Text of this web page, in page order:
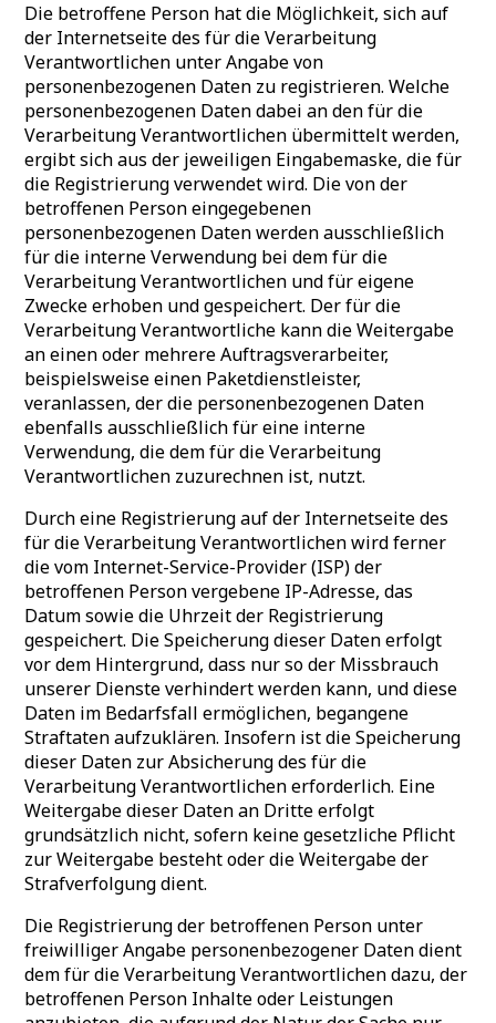
Die betroffene Person hat die Möglichkeit, sich auf
der Internetseite des für die Verarbeitung
Verantwortlichen unter Angabe von
personenbezogenen Daten zu registrieren. Welche
personenbezogenen Daten dabei an den für die
Verarbeitung Verantwortlichen übermittelt werden,
ergibt sich aus der jeweiligen Eingabemaske, die für
die Registrierung verwendet wird. Die von der
betroffenen Person eingegebenen
personenbezogenen Daten werden ausschließlich
für die interne Verwendung bei dem für die
Verarbeitung Verantwortlichen und für eigene
Zwecke erhoben und gespeichert. Der für die
Verarbeitung Verantwortliche kann die Weitergabe
an einen oder mehrere Auftragsverarbeiter,
beispielsweise einen Paketdienstleister,
veranlassen, der die personenbezogenen Daten
ebenfalls ausschließlich für eine interne
Verwendung, die dem für die Verarbeitung
Verantwortlichen zuzurechnen ist, nutzt.
Durch eine Registrierung auf der Internetseite des
für die Verarbeitung Verantwortlichen wird ferner
die vom Internet-Service-Provider (ISP) der
betroffenen Person vergebene IP-Adresse, das
Datum sowie die Uhrzeit der Registrierung
gespeichert. Die Speicherung dieser Daten erfolgt
vor dem Hintergrund, dass nur so der Missbrauch
unserer Dienste verhindert werden kann, und diese
Daten im Bedarfsfall ermöglichen, begangene
Straftaten aufzuklären. Insofern ist die Speicherung
dieser Daten zur Absicherung des für die
Verarbeitung Verantwortlichen erforderlich. Eine
Weitergabe dieser Daten an Dritte erfolgt
grundsätzlich nicht, sofern keine gesetzliche Pflicht
zur Weitergabe besteht oder die Weitergabe der
Strafverfolgung dient.
Die Registrierung der betroffenen Person unter
freiwilliger Angabe personenbezogener Daten dient
dem für die Verarbeitung Verantwortlichen dazu, der
betroffenen Person Inhalte oder Leistungen